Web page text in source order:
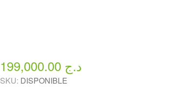
199,000.00 د.ج
SKU: DISPONIBLE